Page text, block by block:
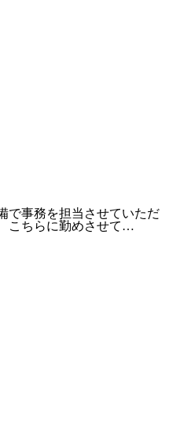
で事務を担当させていただ
こちらに勤めさせて…